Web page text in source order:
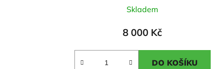
hodnocení
produktu
Skladem
8 000 Kč
DO KOŠÍKU